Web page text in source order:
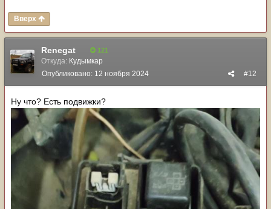
Вверх
Renegat 121
Откуда: Кудымкар
#12
Опубликовано: 12 ноября 2024
Ну что? Есть подвижки?